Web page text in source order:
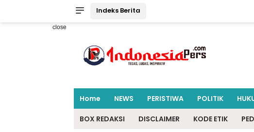
Indeks Berita
close
Home NEWS PERISTIWA POLITIK
BOX REDAKSI DISCLAIMER KODE ETIK